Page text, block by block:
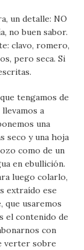
un detalle: NO
no buen sabor.
clavo, romero,
pero seca. Si
tengamos de
a
una
seco y una hoja
como de un
en ebullición.
luego colarlo,
extraído ese
que usaremos
el contenido de
con
verter sobre